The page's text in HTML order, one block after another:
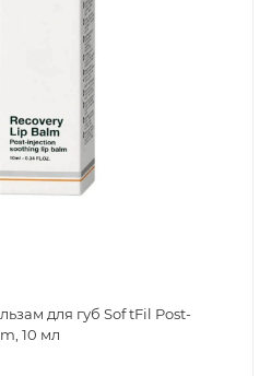
для губ Sof tFil Post-
10 мл